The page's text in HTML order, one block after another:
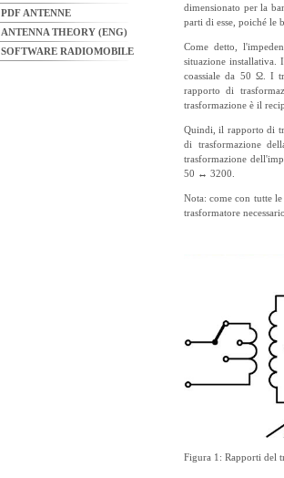
PDF ANTENNE
ANTENNA THEORY (ENG)
SOFTWARE RADIOMOBILE
dimensionato per la
parti di esse, poiché le
Come detto,
situazione installativa.
coassiale da 50 Ω. I
rapporto di
trasformazione è il
Quindi, il rapporto di
di trasformazione
trasformazione
50 ↔ 3200.
Nota: come con tutte
trasformatore
Figura 1: Rapporti del